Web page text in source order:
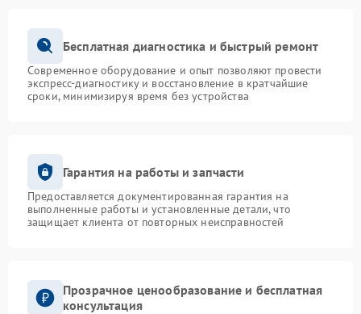
Бесплатная диагностика и быстрый ремонт
Современное оборудование и опыт позволяют провести
экспресс-диагностику и восстановление в кратчайшие
сроки, минимизируя время без устройства
Гарантия на работы и запчасти
Предоставляется документированная гарантия на
выполненные работы и установленные детали, что
защищает клиента от повторных неисправностей
Прозрачное ценообразование и бесплатная
консультация